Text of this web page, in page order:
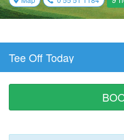
Tee Off Today